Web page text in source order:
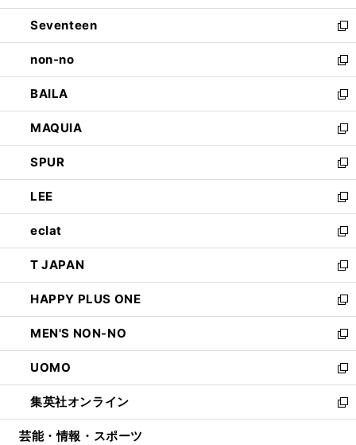
開
く
ウ
で
開
く
ン
ド
ウ
で
開
く
Seventeen
新
し
い
ウ
ィ
ン
ド
ウ
で
開
く
non-no
新
し
い
ウ
ィ
ン
ド
ウ
で
開
く
BAILA
新
し
い
ウ
ィ
ン
ド
ウ
で
開
く
MAQUIA
新
し
い
ウ
ィ
ン
ド
ウ
で
開
く
SPUR
新
し
い
ウ
ィ
ン
ド
ウ
で
開
く
LEE
新
し
い
ウ
ィ
ン
ド
ウ
で
開
く
eclat
新
し
い
ウ
ィ
ン
ド
ウ
で
開
く
T JAPAN
新
し
い
ウ
ィ
ン
ド
ウ
で
開
HAPPY PLUS ONE
新
し
い
ウ
ィ
ン
ド
ウ
MEN'S NON-NO
新
し
い
ウ
ィ
ン
UOMO
新
し
い
ウ
集英社オンライン
新
し
芸能・情報・スポーツ